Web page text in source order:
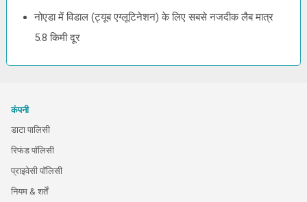
नोएडा में विडाल (ट्यूब एग्लूटिनेशन) के लिए सबसे नजदीक लैब मात्र
5.8 किमी दूर
कंपनी
डाटा पालिसी
रिफंड पॉलिसी
प्राइवेसी पॉलिसी
नियम & शर्तें